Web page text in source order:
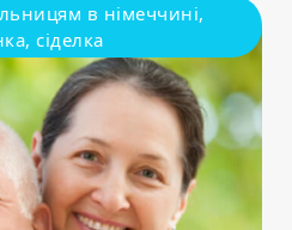
в німеччині,
сіделка